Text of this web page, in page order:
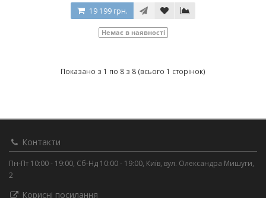
19 199 грн.
Немає в наявності
Показано з 1 по 8 з 8 (всього 1 сторінок)
Контакти
Пн-Пт 10:00 - 19:00, Сб-Нд 10:00 - 19:00, Київ, вул. Олександра Мишуги,
2
Корисні посилання